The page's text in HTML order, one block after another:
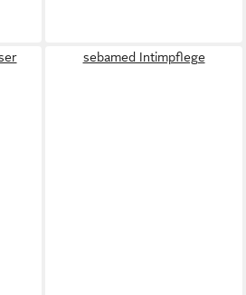
sebamed Intimpflege